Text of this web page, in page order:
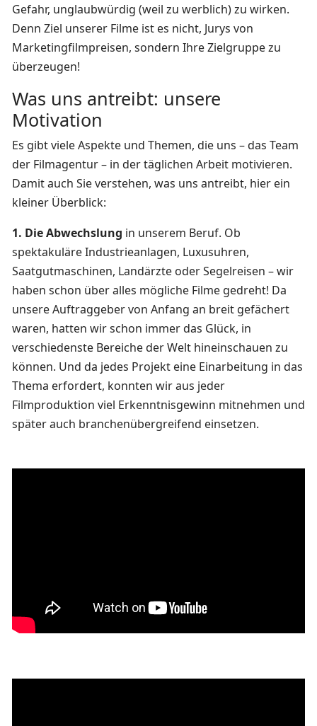
Gefahr, unglaubwürdig (weil zu werblich) zu wirken.
Denn Ziel unserer Filme ist es nicht, Jurys von
Marketingfilmpreisen, sondern Ihre Zielgruppe zu
überzeugen!
Was uns antreibt: unsere
Motivation
Es gibt viele Aspekte und Themen, die uns – das Team
der Filmagentur – in der täglichen Arbeit motivieren.
Damit auch Sie verstehen, was uns antreibt, hier ein
kleiner Überblick:
1. Die Abwechslung in unserem Beruf. Ob
spektakuläre Industrieanlagen, Luxusuhren,
Saatgutmaschinen, Landärzte oder Segelreisen – wir
haben schon über alles mögliche Filme gedreht! Da
unsere Auftraggeber von Anfang an breit gefächert
waren, hatten wir schon immer das Glück, in
verschiedenste Bereiche der Welt hineinschauen zu
können. Und da jedes Projekt eine Einarbeitung in das
Thema erfordert, konnten wir aus jeder
Filmproduktion viel Erkenntnisgewinn mitnehmen und
später auch branchenübergreifend einsetzen.